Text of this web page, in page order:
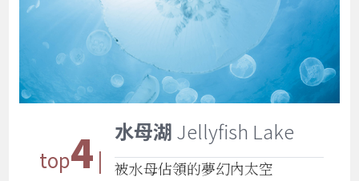
top4 |
水母湖 Jellyfish Lake
被水母佔領的夢幻內太空